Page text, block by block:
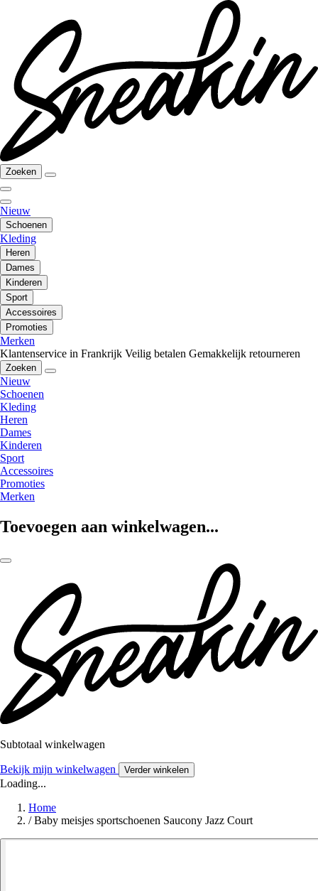
Zoeken
Nieuw
Schoenen
Kleding
Heren
Dames
Kinderen
Sport
Accessoires
Promoties
Merken
Klantenservice in Frankrijk Veilig betalen Gemakkelijk retourneren
Zoeken
Nieuw
Schoenen
Kleding
Heren
Dames
Kinderen
Sport
Accessoires
Promoties
Merken
Toevoegen aan winkelwagen...
Subtotaal winkelwagen
Bekijk mijn winkelwagen Verder winkelen
Loading...
Home
/ Baby meisjes sportschoenen Saucony Jazz Court